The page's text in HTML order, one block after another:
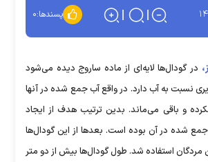
پسندها:۰
در گودال‌ها لایه‌ای از ماده ساروج دیده می‌شود
نسبت به آب دارد. در واقع آب جمع شده در آنها
و باقی می‌ماند. بدین ترتیب هدف از ایجاد
جمع شده در آن بوده است. بعدها از این گودال‌ها
مردگان استفاده شد. طول گودال‌ها بیش از دو متر